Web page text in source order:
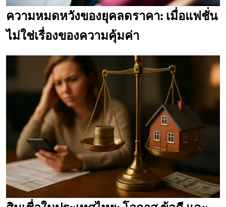
ความหมดหวังของยุคลดราคา: เมื่อแฟชั่น
ไม่ใช่เรื่องของความคุ้มค่า